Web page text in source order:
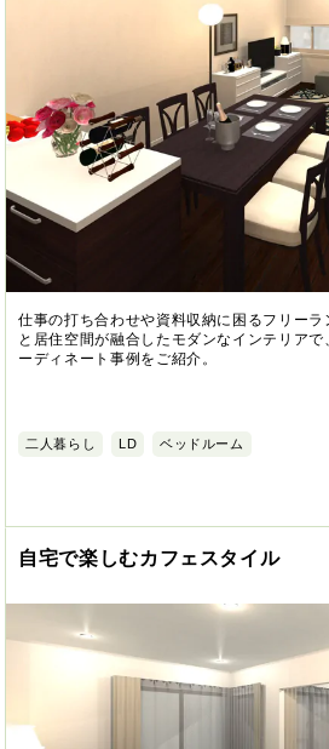
仕事の打ち合わせや資料収納に困るフリー
と居住空間が融合したモダンなインテリア
ーディネート事例をご紹介。
二人暮らし LD ベッドルーム
自宅で楽しむカフェスタイル